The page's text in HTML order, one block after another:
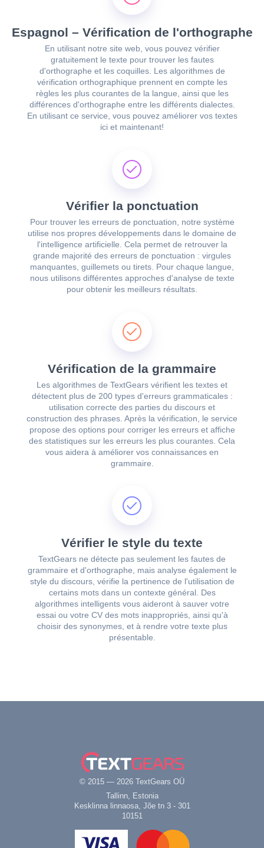
Espagnol – Vérification de l'orthographe
En utilisant notre site web, vous pouvez vérifier
gratuitement le texte pour trouver les fautes
d'orthographe et les coquilles. Les algorithmes de
vérification orthographique prennent en compte les
règles les plus courantes de la langue, ainsi que les
différences d'orthographe entre les différents dialectes.
En utilisant ce service, vous pouvez améliorer vos textes
ici et maintenant!
Vérifier la ponctuation
Pour trouver les erreurs de ponctuation, notre système
utilise nos propres développements dans le domaine de
l'intelligence artificielle. Cela permet de retrouver la
grande majorité des erreurs de ponctuation : virgules
manquantes, guillemets ou tirets. Pour chaque langue,
nous utilisons différentes approches d'analyse de texte
pour obtenir les meilleurs résultats.
Vérification de la grammaire
Les algorithmes de TextGears vérifient les textes et
détectent plus de 200 types d'erreurs grammaticales :
utilisation correcte des parties du discours et
construction des phrases. Après la vérification, le service
propose des options pour corriger les erreurs et affiche
des statistiques sur les erreurs les plus courantes. Cela
vous aidera à améliorer vos connaissances en
grammaire.
Vérifier le style du texte
TextGears ne détecte pas seulement les fautes de
grammaire et d'orthographe, mais analyse également le
style du discours, vérifie la pertinence de l'utilisation de
certains mots dans un contexte général. Des
algorithmes intelligents vous aideront à sauver votre
essai ou votre CV des mots inappropriés, ainsi qu'à
choisir des synonymes, et à rendre votre texte plus
présentable.
© 2015 — 2026 TextGears OÜ
Tallinn, Estonia
Kesklinna linnaosa, Jõe tn 3 - 301
10151